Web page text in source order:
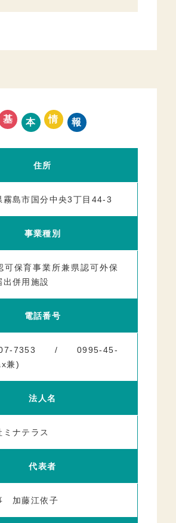
基 本 情 報
住所
霧島市国分中央3丁目44-3
事業種別
可保育事業所兼県認可外保
出併用施設
電話番号
7353 / 0995-45-
兼)
法人名
ミナテラス
代表者
加藤江依子